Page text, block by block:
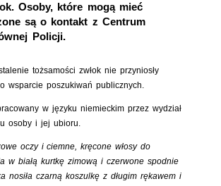
Osoby, które mogą mieć
są o kontakt z Centrum
Policji.
tożsamości zwłok nie przyniosły
wsparcie poszukiwań publicznych.
w języku niemieckim przez wydział
osoby i jej ubioru.
oczy i ciemne, kręcone włosy do
w białą kurtkę zimową i czerwone spodnie
nosiła czarną koszulkę z długim rękawem i